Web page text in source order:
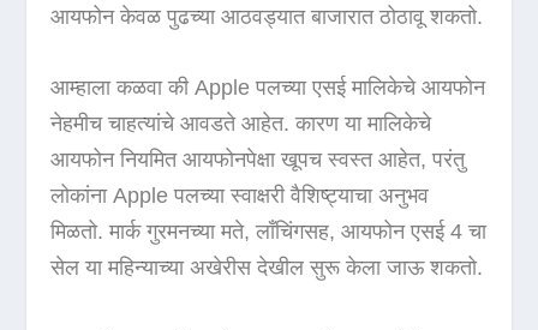
आयफोन केवळ पुढच्या आठवड्यात बाजारात ठोठावू शकतो.
आम्हाला कळवा की Apple पलच्या एसई मालिकेचे आयफोन
नेहमीच चाहत्यांचे आवडते आहेत. कारण या मालिकेचे
आयफोन नियमित आयफोनपेक्षा खूपच स्वस्त आहेत, परंतु
लोकांना Apple पलच्या स्वाक्षरी वैशिष्ट्याचा अनुभव
मिळतो. मार्क गुरमनच्या मते, लाँचिंगसह, आयफोन एसई 4 चा
सेल या महिन्याच्या अखेरीस देखील सुरू केला जाऊ शकतो.